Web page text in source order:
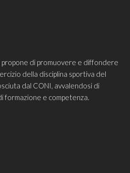
propone di promuovere e diffondere
della disciplina sportiva del
dal CONI, avvalendosi di
formazione e competenza.